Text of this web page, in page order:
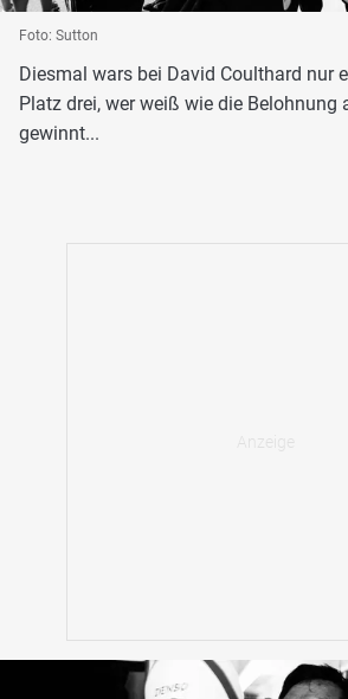
Foto: Sutton
Diesmal wars bei David Coulthard nur
Platz drei, wer weiß wie die Belohnung
gewinnt...